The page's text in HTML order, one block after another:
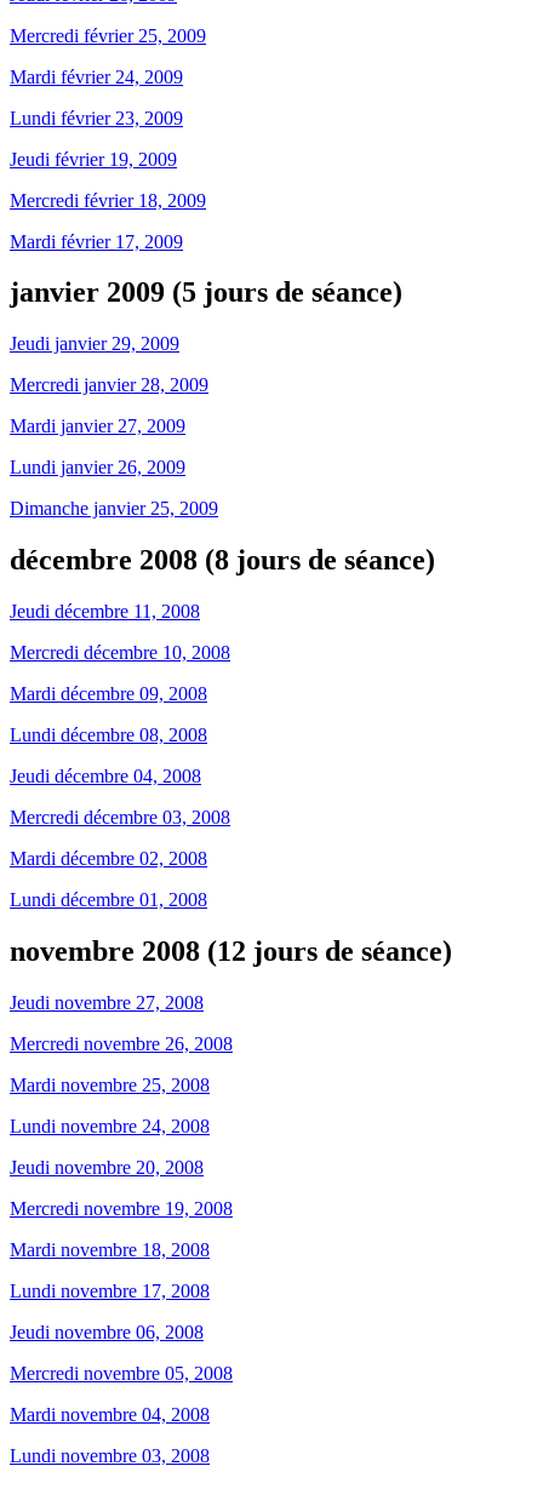
Mercredi février 25, 2009
Mardi février 24, 2009
Lundi février 23, 2009
Jeudi février 19, 2009
Mercredi février 18, 2009
Mardi février 17, 2009
janvier 2009 (5 jours de séance)
Jeudi janvier 29, 2009
Mercredi janvier 28, 2009
Mardi janvier 27, 2009
Lundi janvier 26, 2009
Dimanche janvier 25, 2009
décembre 2008 (8 jours de séance)
Jeudi décembre 11, 2008
Mercredi décembre 10, 2008
Mardi décembre 09, 2008
Lundi décembre 08, 2008
Jeudi décembre 04, 2008
Mercredi décembre 03, 2008
Mardi décembre 02, 2008
Lundi décembre 01, 2008
novembre 2008 (12 jours de séance)
Jeudi novembre 27, 2008
Mercredi novembre 26, 2008
Mardi novembre 25, 2008
Lundi novembre 24, 2008
Jeudi novembre 20, 2008
Mercredi novembre 19, 2008
Mardi novembre 18, 2008
Lundi novembre 17, 2008
Jeudi novembre 06, 2008
Mercredi novembre 05, 2008
Mardi novembre 04, 2008
Lundi novembre 03, 2008